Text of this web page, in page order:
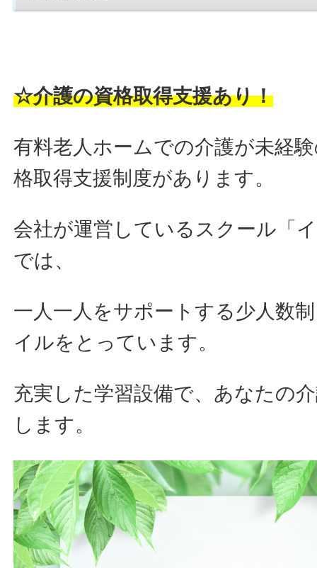
☆介護の資格取得支援あり！
有料老人ホームでの介護が未経
格取得支援制度があります。
会社が運営しているスクール「
では、
一人一人をサポートする少人数
イルをとっています。
充実した学習設備で、あなたの
します。